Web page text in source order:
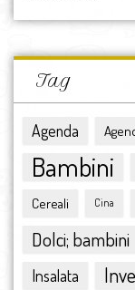
dicembre 2016
novembre 2016
ottobre 2016
settembre 2016
luglio 2016
giugno 2016
aprile 2016
marzo 2016
febbraio 2016
gennaio 2016
Tag
Agenda
Bambini
Cereali Cina
Dolci; bambini
Insalata